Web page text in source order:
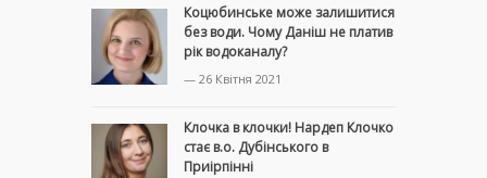
Коцюбинське може залишитися
без води. Чому Даніш не платив
рік водоканалу?
— 26 Квітня 2021
Клочка в клочки! Нардеп Клочко
стає в.о. Дубінського в
Приірпінні